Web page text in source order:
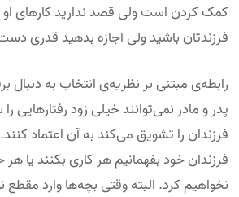
کمک کردن است ولی قصد ندارید کارهای او
فرزندتان باشید ولی اجازه بدهید قدری دست
رابطه‌ی مبتنی بر نظریه‌ی انتخاب به دنبال
پدر و مادر نمی‌توانند خیلی زود رفتارهایی
فرزندان را تشویق می‌کند به آن اعتماد
فرزندان خود بفهمانیم هر کاری بکنند یا
نخواهیم کرد. البته وقتی بچه‌ها وارد